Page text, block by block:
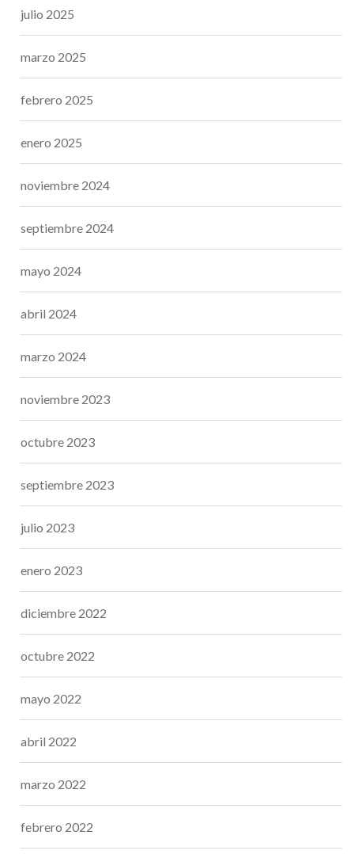
julio 2025
marzo 2025
febrero 2025
enero 2025
noviembre 2024
septiembre 2024
mayo 2024
abril 2024
marzo 2024
noviembre 2023
octubre 2023
septiembre 2023
julio 2023
enero 2023
diciembre 2022
octubre 2022
mayo 2022
abril 2022
marzo 2022
febrero 2022